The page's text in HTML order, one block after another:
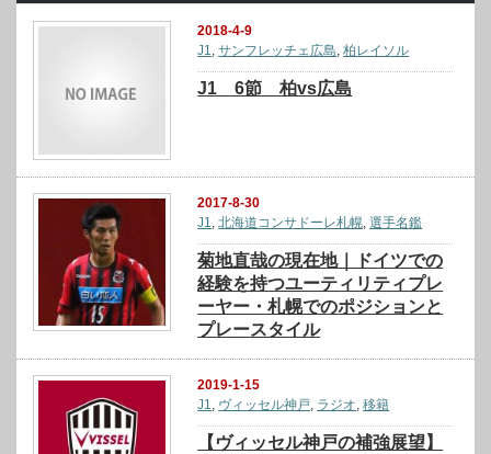
2018-4-9
J1,サンフレッチェ広島,柏レイソル
J1 6節 柏vs広島
2017-8-30
J1
,北海道コンサドーレ札幌 ,選手名鑑
菊地直哉の現在地｜ドイツでの
経験を持つユーティリティプレ
ーヤー・札幌でのポジションと
プレースタイル
2019-1-15
J1
ヴィッセル神戸 ラジオ ,移籍
【ヴィッセル神戸の補強展望】